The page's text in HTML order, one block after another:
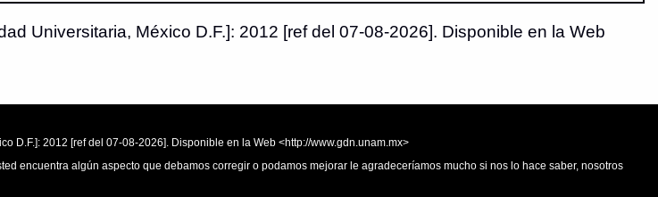
Universitaria, México D.F.]: 2012 [ref del 07-08-2026]. Disponible en la Web
D.F.]: 2012 [ref del 07-08-2026]. Disponible en la Web <http://www.gdn.unam.mx>
encuentra algún aspecto que debamos corregir o podamos mejorar le agradeceríamos mucho si nos lo hace saber, nosotros